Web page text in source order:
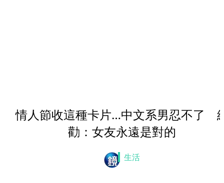
情人節收這種卡片…中文系男忍不了
勸：女友永遠是對的
生活